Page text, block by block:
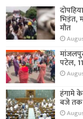
भिड़ंत,
मौत
पटेल,
हंगामे
बजे तक